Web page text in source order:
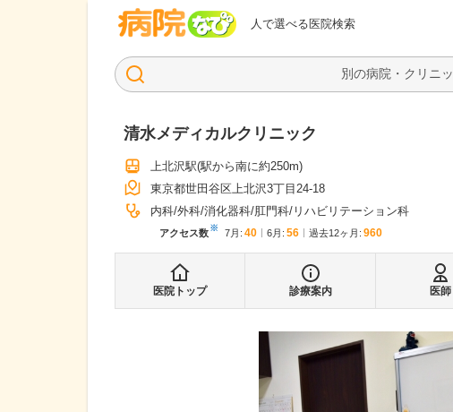
人で選べる医院検索
病院なび
清水メディカルクリニック
上北沢駅(駅から南に約250m)
東京都世田谷区上北沢3丁目24-18
内科 外科 消化器科 肛門科 リハビリテーション科
アクセス数※ 7月 : 40 6月 : 56 過去12ヶ月: 960
医院トップ 診療案内 医師